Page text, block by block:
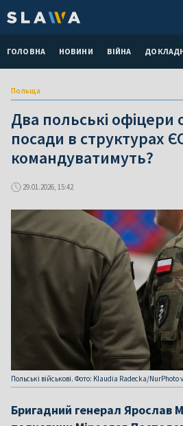
ГОЛОВНА НОВИНИ ВІЙНА
Польща
Два польські офіцери
посади в структурах
командуватимуть?
29.01.2026, 15:42
Польські військові. Фото: Klaudia Radecka/
Бригадний генерал Ярослав